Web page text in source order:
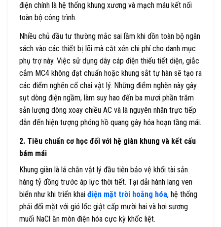
điện chính là hệ thống khung xương và mạch máu kết nối
toàn bộ công trình.
Nhiều chủ đầu tư thường mắc sai lầm khi dồn toàn bộ ngân
sách vào các thiết bị lõi mà cắt xén chi phí cho danh mục
phụ trợ này. Việc sử dụng dây cáp điện thiếu tiết diện, giắc
cắm MC4 không đạt chuẩn hoặc khung sắt tự hàn sẽ tạo ra
các điểm nghẽn cổ chai vật lý. Những điểm nghẽn này gây
sụt dòng điện ngầm, làm suy hao đến ba mươi phần trăm
sản lượng dòng xoay chiều AC và là nguyên nhân trực tiếp
dẫn đến hiện tượng phóng hồ quang gây hỏa hoạn tầng mái.
2. Tiêu chuẩn cơ học đối với hệ giàn khung và kết cấu
bám mái
Khung giàn là lá chắn vật lý đầu tiên bảo vệ khối tài sản
hàng tỷ đồng trước áp lực thời tiết. Tại dải hành lang ven
biển như khi triển khai điện mặt trời hoằng hóa, hệ thống
phải đối mặt với gió lốc giật cấp mười hai và hơi sương
muối NaCl ăn mòn điện hóa cực kỳ khốc liệt.